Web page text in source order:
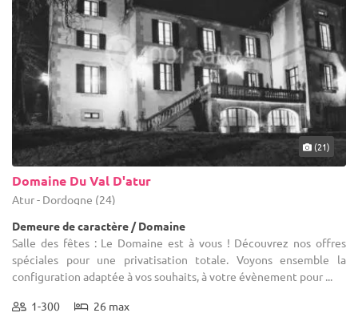
(21)
Domaine Du Val D'atur
Atur - Dordogne (24)
Demeure de caractère / Domaine
Salle des fêtes : Le Domaine est à vous ! Découvrez nos offres
spéciales pour une privatisation totale. Voyons ensemble la
configuration adaptée à vos souhaits, à votre évènement pour ...
1-300 26 max